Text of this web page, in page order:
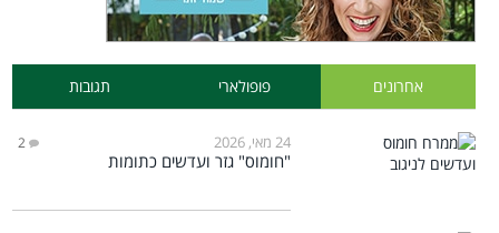
אחרונים פופולארי תגובות
24 מאי, 2026 2
"חומוס" גזר ועדשים כתומות